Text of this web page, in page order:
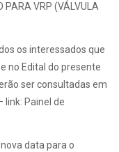
PARA VRP (VÁLVULA
os interessados que
no Edital do presente
ser consultadas em
link: Painel de
data para o